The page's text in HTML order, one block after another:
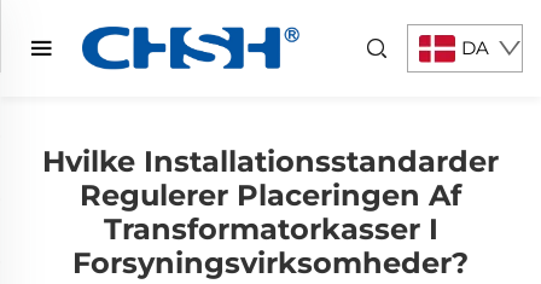
DA
Hvilke Installationsstandarder
Regulerer Placeringen Af
Transformatorkasser I
Forsyningsvirksomheder?